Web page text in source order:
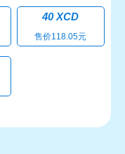
40 XCD
售价118.05元